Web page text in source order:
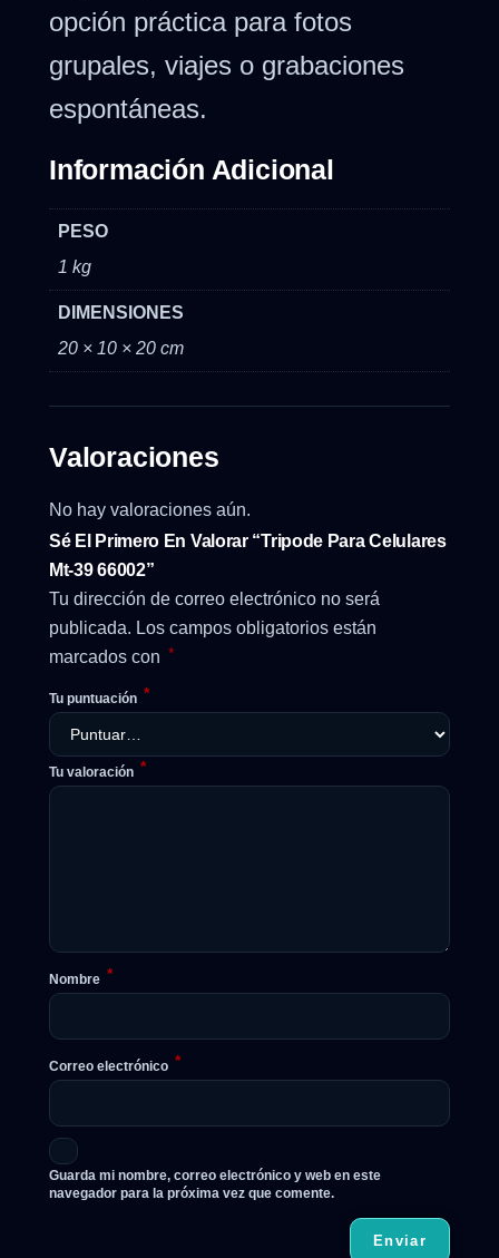
opción práctica para fotos
grupales, viajes o grabaciones
espontáneas.
Información Adicional
PESO
1 kg
DIMENSIONES
20 × 10 × 20 cm
Valoraciones
No hay valoraciones aún.
Sé El Primero En Valorar “Tripode Para Celulares
Mt-39 66002”
Tu dirección de correo electrónico no será
publicada. Los campos obligatorios están
marcados con *
Tu puntuación *
Tu valoración *
Nombre *
Correo electrónico *
Guarda mi nombre, correo electrónico y web en este
navegador para la próxima vez que comente.